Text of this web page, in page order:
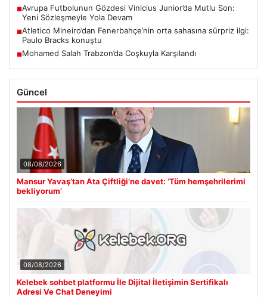
■Avrupa Futbolunun Gözdesi Vinicius Junior’da Mutlu Son:
Yeni Sözleşmeyle Yola Devam
■Atletico Mineiro’dan Fenerbahçe’nin orta sahasına sürpriz ilgi:
Paulo Bracks konuştu
■Mohamed Salah Trabzon’da Coşkuyla Karşılandı
Güncel
08/08/2026
Mansur Yavaş’tan Ata Çiftliği’ne davet: ‘Tüm hemşehrilerimi
bekliyorum’
08/08/2026
Kelebek sohbet platformu İle Dijital İletişimin Sertifikalı
Adresi Ve Chat Deneyimi